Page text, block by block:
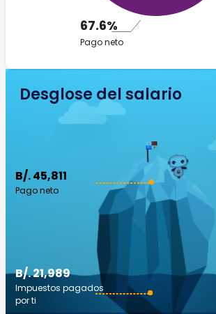
67.6%
Pago neto
Desglose del salario
B/. 45,811
Pago neto
B/. 21,989
Impuestos pagados
por ti